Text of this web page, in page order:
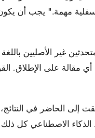
السفلية مهمة." يجب أن
غير الأصليين باللغة
مقالة على الإطلاق.
إلى الحاضر في
الاصطناعي كل